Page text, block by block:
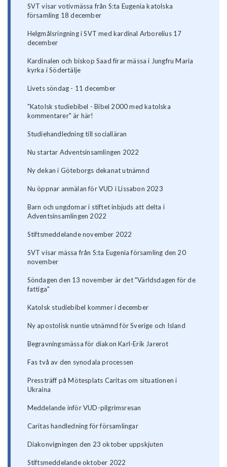
SVT visar votivmässa från S:ta Eugenia katolska
församling 18 december
Helgmålsringning i SVT med kardinal Arborelius 17
december
Kardinalen och biskop Saad firar mässa i Jungfru Maria
kyrka i Södertälje
Livets söndag - 11 december
"Katolsk studiebibel - Bibel 2000 med katolska
kommentarer" är här!
Studiehandledning till socialläran
Nu startar Adventsinsamlingen 2022
Ny dekan i Göteborgs dekanat utnämnd
Nu öppnar anmälan för VUD i Lissabon 2023
Barn och ungdomar i stiftet inbjuds att delta i
Adventsinsamlingen 2022
Stiftsmeddelande november 2022
SVT visar mässa från S:ta Eugenia församling den 20
november
Söndagen den 13 november är det "Världsdagen för de
fattiga"
Katolsk studiebibel kommer i december
Ny apostolisk nuntie utnämnd för Sverige och Island
Begravningsmässa för diakon Karl-Erik Jarerot
Fas två av den synodala processen
Pressträff på Mötesplats Caritas om situationen i
Ukraina
Meddelande inför VUD-pilgrimsresan
Caritas handledning för församlingar
Diakonvigningen den 23 oktober uppskjuten
Stiftsmeddelande oktober 2022